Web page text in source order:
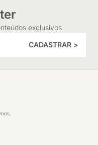
exclusivos
CADASTRAR >